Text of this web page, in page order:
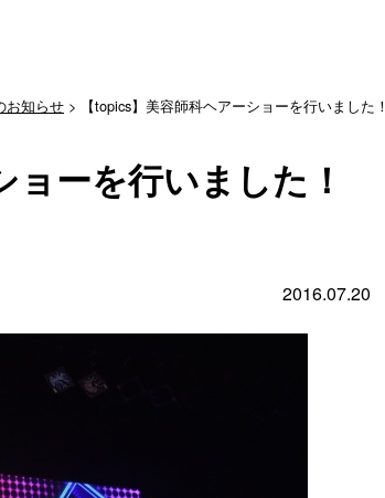
お知らせ > 【topics】美容師科ヘアーショーを行いました！
ョーを行いました！
2016.07.20